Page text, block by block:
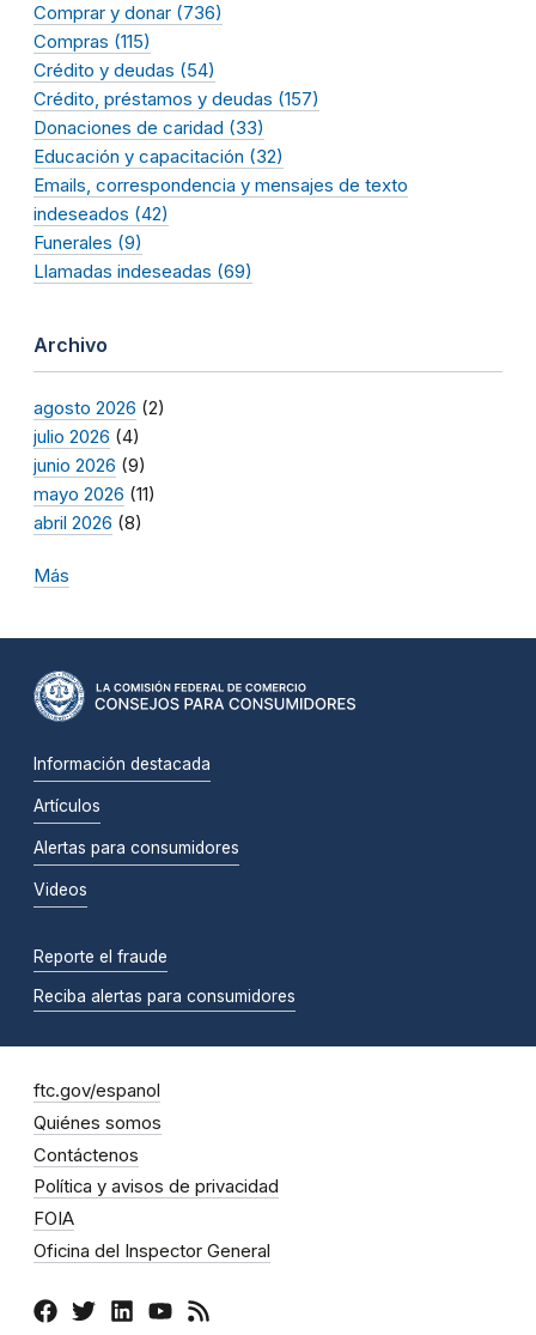
Comprar y donar (736)
Compras (115)
Crédito y deudas (54)
Crédito, préstamos y deudas (157)
Donaciones de caridad (33)
Educación y capacitación (32)
Emails, correspondencia y mensajes de texto
indeseados (42)
Funerales (9)
Llamadas indeseadas (69)
Archivo
agosto 2026 (2)
julio 2026 (4)
junio 2026 (9)
mayo 2026 (11)
abril 2026 (8)
Más
Información destacada
Artículos
Alertas para consumidores
Videos
Reporte el fraude
Reciba alertas para consumidores
ftc.gov/espanol
Quiénes somos
Contáctenos
Política y avisos de privacidad
FOIA
Oficina del Inspector General